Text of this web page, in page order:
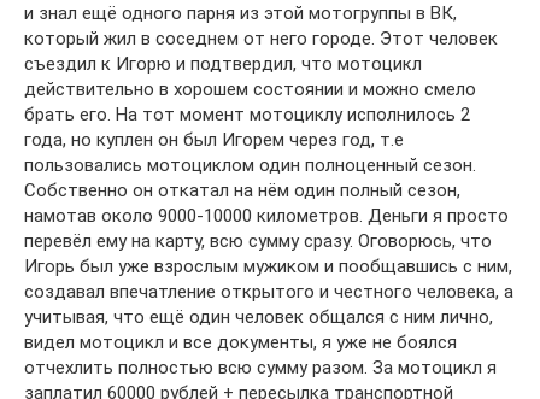
и знал ещё одного парня из этой мотогруппы в ВК,
который жил в соседнем от него городе. Этот человек
съездил к Игорю и подтвердил, что мотоцикл
действительно в хорошем состоянии и можно смело
брать его. На тот момент мотоциклу исполнилось 2
года, но куплен он был Игорем через год, т.е
пользовались мотоциклом один полноценный сезон.
Собственно он откатал на нём один полный сезон,
намотав около 9000-10000 километров. Деньги я просто
перевёл ему на карту, всю сумму сразу. Оговорюсь, что
Игорь был уже взрослым мужиком и пообщавшись с ним,
создавал впечатление открытого и честного человека, а
учитывая, что ещё один человек общался с ним лично,
видел мотоцикл и все документы, я уже не боялся
отчехлить полностью всю сумму разом. За мотоцикл я
заплатил 60000 рублей + пересылка транспортной